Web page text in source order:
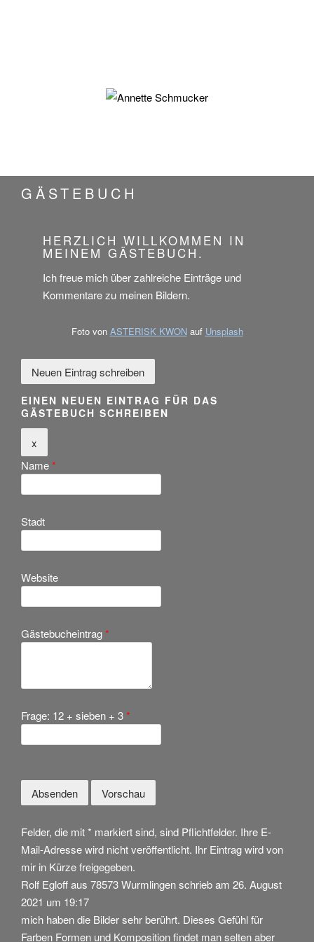
GÄSTEBUCH
HERZLICH WILLKOMMEN IN
MEINEM GÄSTEBUCH.
Ich freue mich über zahlreiche Einträge und
Kommentare zu meinen Bildern.
Foto von ASTERISK KWONauf Unsplash
EINEN NEUEN EINTRAG FÜR DAS
GÄSTEBUCH SCHREIBEN
x
Formular
ausblenden
Name*
Stadt
Website
Gästebucheintrag*
Frage: 12 + sieben + 3*
Felder, die mit * markiert sind, sind Pflichtfelder. Ihre E-
Mail-Adresse wird nicht veröffentlicht. Ihr Eintrag wird von
mir in Kürze freigegeben.
Rolf Egloffaus 78573 Wurmlingenschrieb am 26. August
2021 um 19:17
mich haben die Bilder sehr berührt. Dieses Gefühl für
Farben Formen und Komposition findet man selten aber